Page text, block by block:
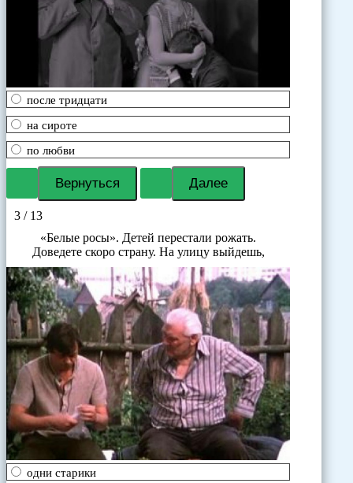
после тридцати
на сироте
по любви
3 / 13
«Белые росы». Детей перестали рожать.
Доведете скоро страну. На улицу выйдешь,
одни старики